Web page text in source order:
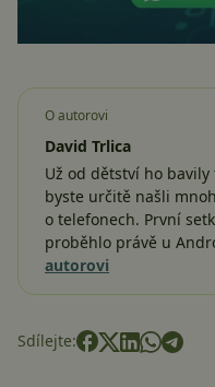
O autorovi
David Trlica
Už od dětství ho
byste určitě našli
o telefonech. První
proběhlo právě u
autorovi
Sdílejte: